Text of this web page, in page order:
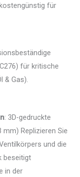
für
für kritische
& Gas).
: 3D-gedruckte
Replizieren Sie
und die
beseitigt
in der